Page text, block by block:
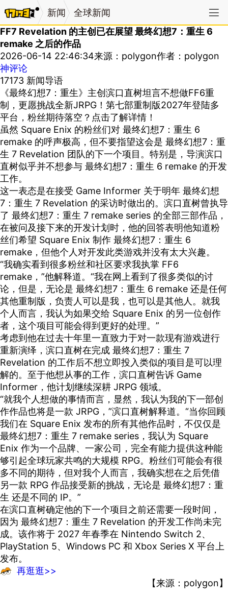
新闻 全球新闻
FF7 Revelation 的主创已在展望 最终幻想7：重生 6
remake 之后的作品
2026-06-14 22:46:34来源：polygon作者：polygon
神评论
17173 新闻导语
《最终幻想7：重生》主创滨口直树坦言不想做FF6重
制，更愿挑战全新JRPG！第七部重制版2027年登陆多
平台，粉丝期待落空？点击了解详情！
虽然 Square Enix 的粉丝们对 最终幻想7：重生 6
remake 的呼声极高，但不要指望这会是 最终幻想7：重
生 7 Revelation 团队的下一个项目。特别是，导演滨口
直树似乎并不想参与 最终幻想7：重生 6 remake 的开发
工作。
这一表态是在接受 Game Informer 关于明年 最终幻想
7：重生 7 Revelation 的采访时做出的。滨口直树曾执导
了 最终幻想7：重生 7 remake series 的全部三部作品，
在被问及接下来的开发计划时，他的回答表明他知道粉
丝们希望 Square Enix 制作 最终幻想7：重生 6
remake，但他个人对开发此类游戏并没有太大兴趣。
“我确实看到很多粉丝和社区要求我执掌 FF6
remake，”他解释道。“我在网上看到了很多类似的讨
论，但是，无论是 最终幻想7：重生 6 remake 还是任何
其他重制版，负责人可以是我，也可以是其他人。就我
个人而言，我认为如果交给 Square Enix 的另一位创作
者，这个项目可能会得到更好的处理。”
考虑到他在过去十年里一直致力于对一款现有游戏进行
重新演绎，滨口直树在完成 最终幻想7：重生 7
Revelation 的工作后不想立即投入类似的项目是可以理
解的。至于他想从事的工作，滨口直树告诉 Game
Informer，他计划继续深耕 JRPG 领域。
“就我个人想做的事情而言，显然，我认为我的下一部创
作作品也将是一款 JRPG，”滨口直树解释道。“当你回顾
我们在 Square Enix 发布的所有其他作品时，不仅仅是
最终幻想7：重生 7 remake series，我认为 Square
Enix 作为一个品牌、一家公司，完全有能力提供这种能
够引起全球玩家共鸣的大规模 RPG。粉丝们可能会有很
多不同的期待，但对我个人而言，我确实想在之后凭借
另一款 RPG 作品接受新的挑战，无论是 最终幻想7：重
生 还是不同的 IP。”
在滨口直树确定他的下一个项目之前还需要一段时间，
因为 最终幻想7：重生 7 Revelation 的开发工作尚未完
成。该作将于 2027 年春季在 Nintendo Switch 2、
PlayStation 5、Windows PC 和 Xbox Series X 平台上
发布。
再逛逛>>
【来源：polygon】